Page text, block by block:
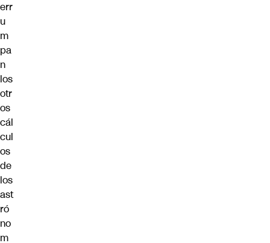
err
u
m
pa
n
los
otr
os
cál
cul
os
de
los
ast
ró
no
m